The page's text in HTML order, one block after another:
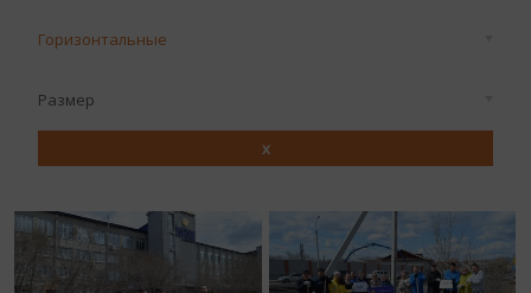
Горизонтальные
Размер
x